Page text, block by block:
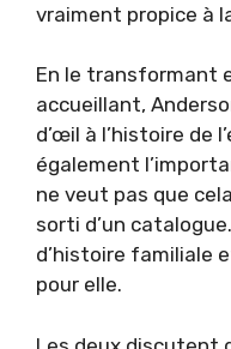
vraiment propice à
En le transformant
accueillant,
d’œil à l’histoire de
également
ne veut pas que
sorti d’un
d’histoire familiale
pour elle.